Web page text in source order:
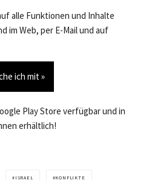
alle Funktionen und Inhalte
im Web, per E-Mail und auf
ich mit »
Play Store verfügbar und in
erhältlich!
ISRAEL KONFLIKTE